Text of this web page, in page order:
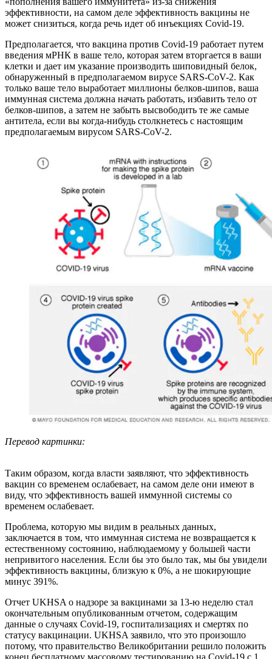
эффективности, на самом деле эффективность вакцины не
может снизиться, когда речь идет об инъекциях Covid-19.
Предполагается, что вакцина против Covid-19 работает путем
введения мРНК в ваше тело, которая затем вторгается в ваши
клетки и дает им указание производить шиповидный белок,
обнаруженный в предполагаемом вирусе SARS-CoV-2. Как
только ваше тело выработает миллионы белков-шипов, ваша
иммунная система должна начать работать, избавить тело от
белков-шипов, а затем не забыть высвободить те же самые
антитела, если вы когда-нибудь столкнетесь с настоящим
предполагаемым вирусом SARS-CoV-2.
Перевод картинки:
Таким образом, когда власти заявляют, что эффективность
вакцин со временем ослабевает, на самом деле они имеют в
виду, что эффективность вашей иммунной системы со
временем ослабевает.
Проблема, которую мы видим в реальных данных,
заключается в том, что иммунная система не возвращается к
естественному состоянию, наблюдаемому у большей части
непривитого населения. Если бы это было так, мы бы увидели
эффективность вакцины, близкую к 0%, а не шокирующие
минус 391%.
Отчет UKHSA о надзоре за вакцинами за 13-ю неделю стал
окончательным опубликованным отчетом, содержащим
данные о случаях Covid-19, госпитализациях и смертях по
статусу вакцинации. UKHSA заявило, что это произошло
потому, что правительство Великобритании решило положить
конец бесплатному массовому тестированию на Covid-19 с 1